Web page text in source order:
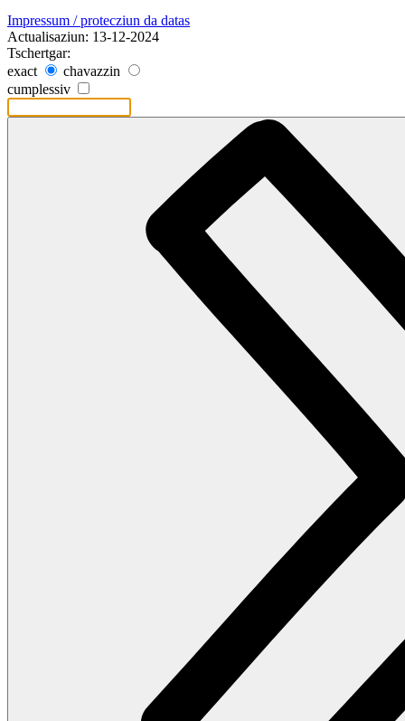
Impressum / protecziun da datas
Actualisaziun: 13-12-2024
Tschertgar:
exact
chavazzin
cumplessiv